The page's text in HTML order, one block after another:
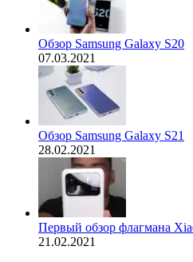
Обзор Samsung Galaxy S20
07.03.2021
Обзор Samsung Galaxy S21
28.02.2021
Первый обзор флагмана
21.02.2021